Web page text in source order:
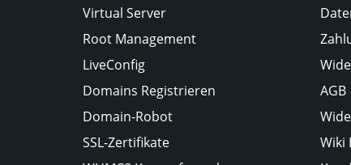
Virtual Server
Root Management
LiveConfig
Domains Registrieren
Domain-Robot
SSL-Zertifikate
AGB
Wiki